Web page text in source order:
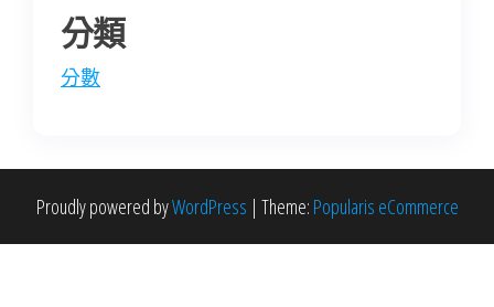
分類
分數
Proudly powered byWordPress | Theme: Popularis eCommerce